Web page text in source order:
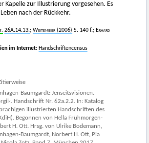
Kapelle zur Illustrierung vorgesehen. Es
nach der Rückkehr.
26A.14.13.; Weitemeier (2006) S. 140 f.; Erhard
im Internet: Handschriftencensus
Baumgardt: Jenseitsvisionen.
Handschrift Nr. 62a.2.2. In: Katalog
illustrierten Handschriften des
Begonnen von Hella Frühmorgen-
H. Ott. Hrsg. von Ulrike Bodemann,
Baumgardt, Norbert H. Ott, Pia